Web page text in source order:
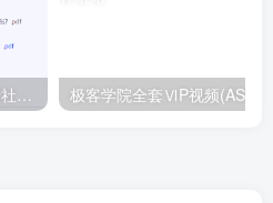
【每天都会更新】最新付费社群公众号文章 极客学院全套ⅥP视频(AS版)